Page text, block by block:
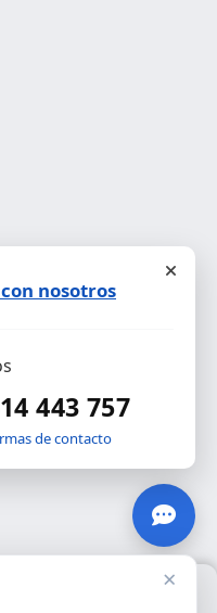
S.L.U.
el funcionamiento
nosotros
443 757
de contacto
×